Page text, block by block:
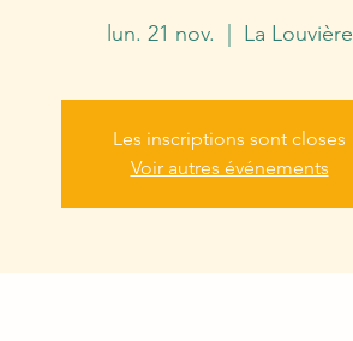
lun. 21 nov. La Louvière
Les inscriptions sont closes
Voir autres événements